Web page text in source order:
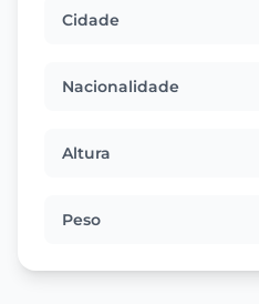
Cidade
Nacionalidade
Altura
Peso